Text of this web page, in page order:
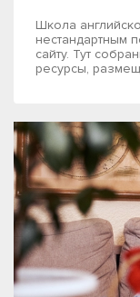
Школа
нестандартным
сайту. Тут
ресурсы,